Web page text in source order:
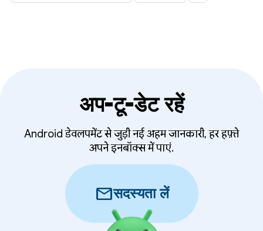
हिसाब से क्रैश ठीक करने की सुविधा मिलेगी.
अप-टू-डेट रहें
Android डेवलपमेंट से जुड़ी नई अहम जानकारी, हर हफ़्ते
अपने इनबॉक्स में पाएं.
mailसदस्यता लें